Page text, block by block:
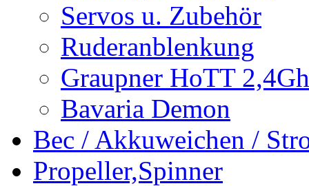
Servos u. Zubehör
Ruderanblenkung
Graupner HoTT
Bavaria Demon
Bec / Akkuweichen /
Propeller,Spinner